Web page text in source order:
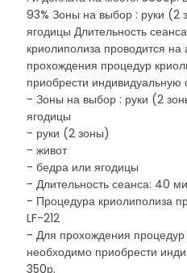
93% Зоны на выбор : руки (2
ягодицы Длительность
криолиполиза проводится на
прохождения процедур
приобрести
- Зоны на выбор : руки (2
ягодицы
- руки (2 зоны)
- живот
- бедра или ягодицы
- Длительность сеанса: 40
- Процедура криолиполиза
LF-212
- Для прохождения процедур
необходимо приобрести
350р.